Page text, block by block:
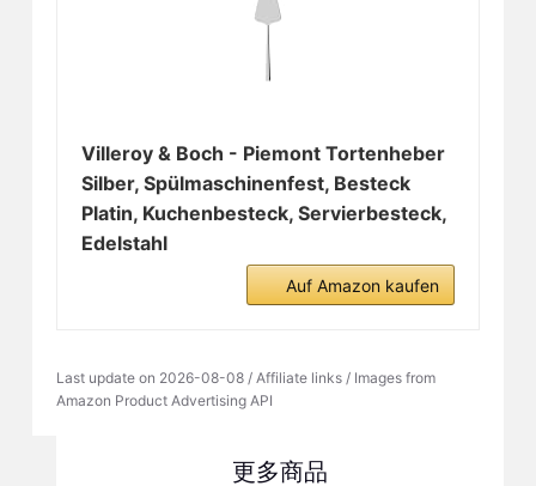
Villeroy & Boch - Piemont Tortenheber
Silber, Spülmaschinenfest, Besteck
Platin, Kuchenbesteck, Servierbesteck,
Edelstahl
Auf Amazon kaufen
Last update on 2026-08-08 / Affiliate links / Images from
Amazon Product Advertising API
更多商品